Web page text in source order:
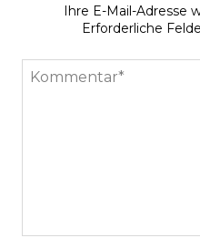
Ihre E-Mail-Adresse
Erforderliche
Kommentar*